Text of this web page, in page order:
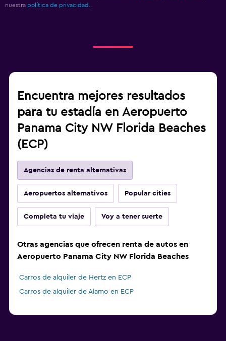
nuestra política de privacidad..
Encuentra mejores resultados
para tu estadía en Aeropuerto
Panama City NW Florida Beaches
(ECP)
Agencias de renta alternativas
Aeropuertos alternativos Popular cities
Completa tu viaje Voy a tener suerte
Otras agencias que ofrecen renta de autos en
Aeropuerto Panama City NW Florida Beaches
Carros de alquiler de Hertz en ECP
Carros de alquiler de Alamo en ECP